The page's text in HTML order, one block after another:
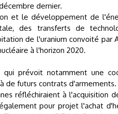
dernier.
et le développement de
des transferts de
de l'uranium convoité par
à l'horizon 2020.
qui prévoit notamment une
de futurs contrats d'armements.
réfléchiraient à l'acquisition
pour projet l'achat